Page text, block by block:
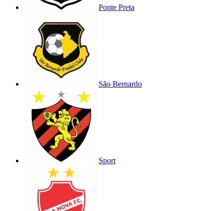
Ponte Preta
São Bernardo
Sport